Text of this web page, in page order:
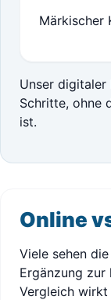
Märkischer
Unser digitaler
Schritte, ohne
ist.
Online
Viele sehen
Ergänzung zur
Vergleich